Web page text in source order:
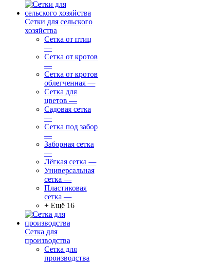
Сетки для сельского
хозяйства
Сетка от птиц
—
Сетка от кротов
—
Сетка от кротов
облегченная —
Сетка для
цветов —
Садовая сетка
—
Сетка под забор
—
Заборная сетка
—
Лёгкая сетка —
Универсальная
сетка —
Пластиковая
сетка —
+ Ещё 16
Сетка для
производства
Сетка для
производства